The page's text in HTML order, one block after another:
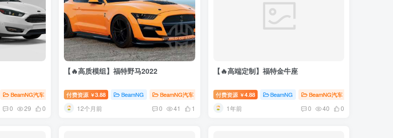
BeamNG汽车
0 29 0
【🔥高质模组】福特野马2022
付费资源 ￥3.88 BeamNG BeamNG汽车
12个月前 0 41 1
【🔥高端定制】福特金牛座
付费资源 ￥4.88 BeamNG BeamNG汽车
1年前 0 40 0